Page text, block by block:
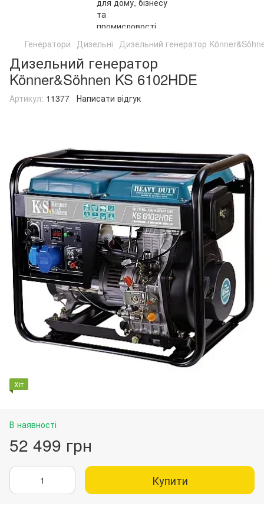
Генератори Дизельні Дизельний генератор
Дизельний генератор
Könner&Söhnen KS 6102HDE
Артикул: 11377 Написати відгук
Хіт
В наявності
52 499 грн
Купити